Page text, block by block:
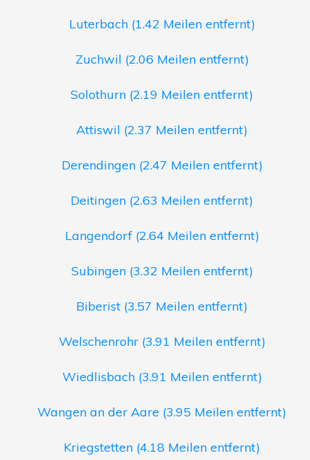
Luterbach (1.42 Meilen entfernt)
Zuchwil (2.06 Meilen entfernt)
Solothurn (2.19 Meilen entfernt)
Attiswil (2.37 Meilen entfernt)
Derendingen (2.47 Meilen entfernt)
Deitingen (2.63 Meilen entfernt)
Langendorf (2.64 Meilen entfernt)
Subingen (3.32 Meilen entfernt)
Biberist (3.57 Meilen entfernt)
Welschenrohr (3.91 Meilen entfernt)
Wiedlisbach (3.91 Meilen entfernt)
Wangen an der Aare (3.95 Meilen entfernt)
Kriegstetten (4.18 Meilen entfernt)